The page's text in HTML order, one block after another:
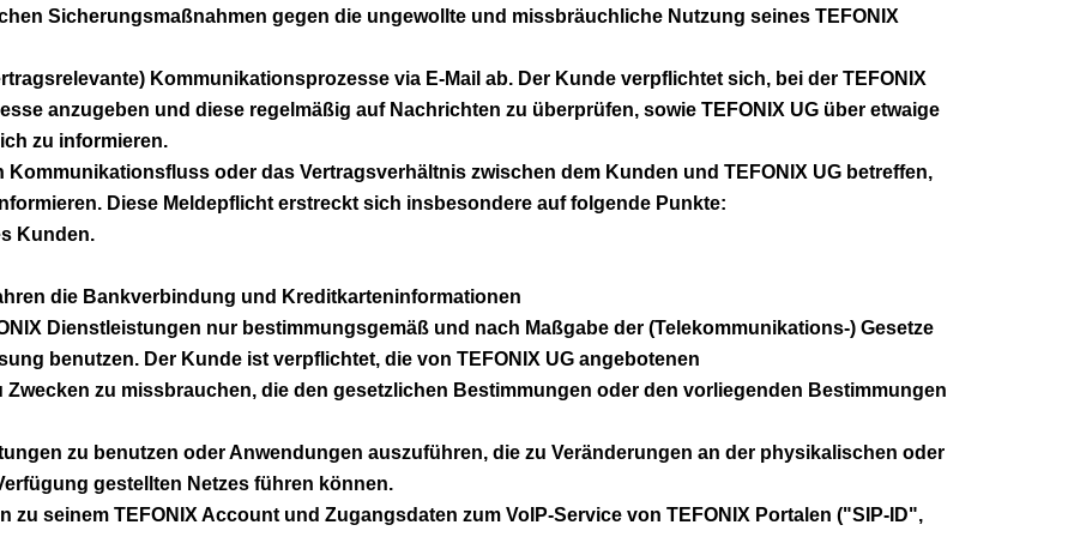
Sicherungsmaßnahmen gegen die ungewollte und missbräuchliche Nutzung seines TEFONIX
Kommunikationsprozesse via E-Mail ab. Der Kunde verpflichtet sich, bei der TEFONIX
anzugeben und diese regelmäßig auf Nachrichten zu überprüfen, sowie TEFONIX UG über etwaige
zu informieren.
oder das Vertragsverhältnis zwischen dem Kunden und TEFONIX UG betreffen,
Diese Meldepflicht erstreckt sich insbesondere auf folgende Punkte:
Kunden.
die Bankverbindung und Kreditkarteninformationen
Dienstleistungen nur bestimmungsgemäß und nach Maßgabe der (Telekommunikations-) Gesetze
benutzen. Der Kunde ist verpflichtet, die von TEFONIX UG angebotenen
zu missbrauchen, die den gesetzlichen Bestimmungen oder den vorliegenden Bestimmungen
zu benutzen oder Anwendungen auszuführen, die zu Veränderungen an der physikalischen oder
gestellten Netzes führen können.
seinem TEFONIX Account und Zugangsdaten zum VoIP-Service von TEFONIX Portalen ("SIP-ID",